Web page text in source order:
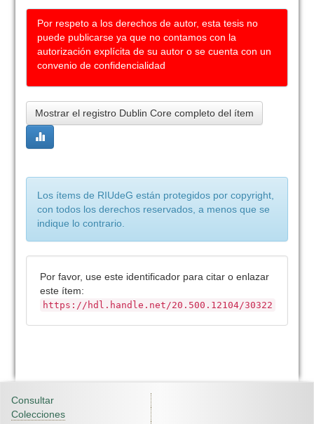
Por respeto a los derechos de autor, esta tesis no
puede publicarse ya que no contamos con la
autorización explícita de su autor o se cuenta con un
convenio de confidencialidad
Mostrar el registro Dublin Core completo del ítem
Los ítems de RIUdeG están protegidos por copyright,
con todos los derechos reservados, a menos que se
indique lo contrario.
Por favor, use este identificador para citar o enlazar
este ítem:
https://hdl.handle.net/20.500.12104/30322
Consultar
Colecciones